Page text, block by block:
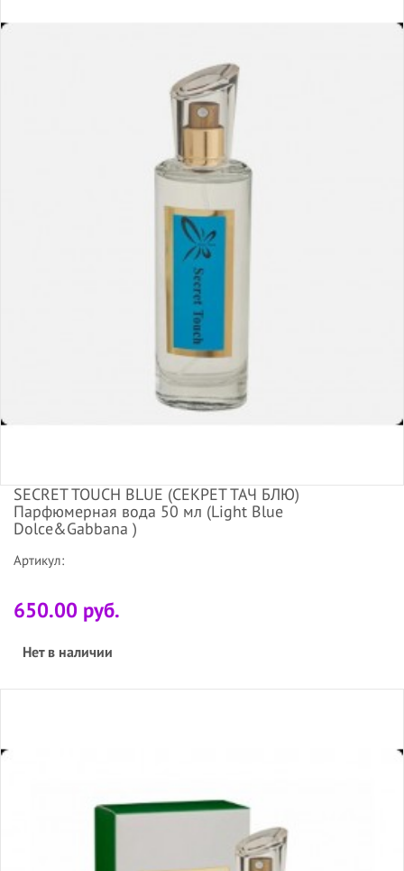
SECRET TOUCH BLUE (СЕКРЕТ ТАЧ БЛЮ)
Парфюмерная вода 50 мл (Light Blue
Dolce&Gabbana )
Артикул:
650.00 руб.
Нет в наличии